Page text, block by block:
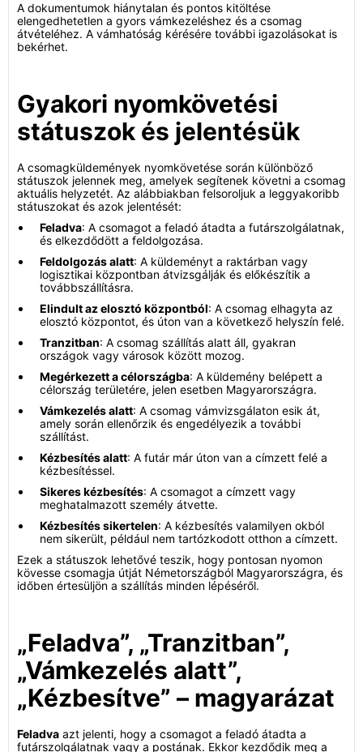
A dokumentumok hiánytalan és pontos kitöltése
elengedhetetlen a gyors vámkezeléshez és a csomag
átvételéhez. A vámhatóság kérésére további igazolásokat is
bekérhet.
Gyakori nyomkövetési
státuszok és jelentésük
A csomagküldemények nyomkövetése során különböző
státuszok jelennek meg, amelyek segítenek követni a csomag
aktuális helyzetét. Az alábbiakban felsoroljuk a leggyakoribb
státuszokat és azok jelentését:
Feladva: A csomagot a feladó átadta a futárszolgálatnak,
és elkezdődött a feldolgozása.
Feldolgozás alatt: A küldeményt a raktárban vagy
logisztikai központban átvizsgálják és előkészítik a
továbbszállításra.
Elindult az elosztó központból: A csomag elhagyta az
elosztó központot, és úton van a következő helyszín felé.
Tranzitban: A csomag szállítás alatt áll, gyakran
országok vagy városok között mozog.
Megérkezett a célországba: A küldemény belépett a
célország területére, jelen esetben Magyarországra.
Vámkezelés alatt: A csomag vámvizsgálaton esik át,
amely során ellenőrzik és engedélyezik a további
szállítást.
Kézbesítés alatt: A futár már úton van a címzett felé a
kézbesítéssel.
Sikeres kézbesítés: A csomagot a címzett vagy
meghatalmazott személy átvette.
Kézbesítés sikertelen: A kézbesítés valamilyen okból
nem sikerült, például nem tartózkodott otthon a címzett.
Ezek a státuszok lehetővé teszik, hogy pontosan nyomon
kövesse csomagja útját Németországból Magyarországra, és
időben értesüljön a szállítás minden lépéséről.
„Feladva”, „Tranzitban”,
„Vámkezelés alatt”,
„Kézbesítve” – magyarázat
Feladva azt jelenti, hogy a csomagot a feladó átadta a
futárszolgálatnak vagy a postának. Ekkor kezdődik meg a